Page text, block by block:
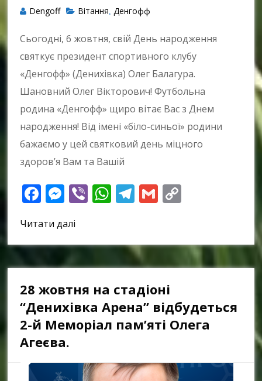
Dengoff Вітання Денгофф
Сьогодні, 6 жовтня, свій День народження
святкує президент спортивного клубу
«Денгофф» (Денихівка) Олег Балагура.
Шановний Олег Вікторович! Футбольна
родина «Денгофф» щиро вітає Вас з Днем
народження! Від імені «біло-синьої» родини
бажаємо у цей святковий день міцного
здоров’я Вам та Вашій
Facebook
Messenger
ViberWhatsApp
Telegram
Gmail
Читати далі
28 жовтня на стадіоні
“Денихівка Арена” відбудеться
2-й Меморіал пам’яті Олега
Агеєва.